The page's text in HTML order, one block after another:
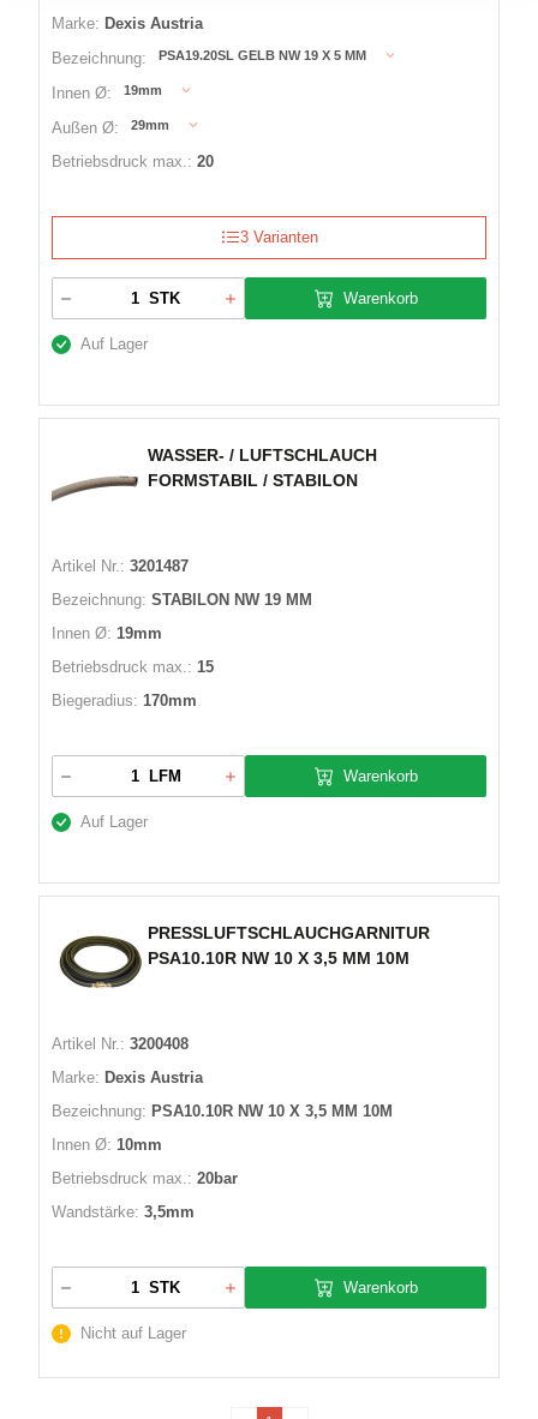
Marke: Dexis Austria
Bezeichnung:
PSA19.20SL GELB NW 19 X 5 MM
Innen Ø: 19mm
Außen Ø: 29mm
Betriebsdruck max.: 20
3 Varianten
STK Warenkorb
Auf Lager
WASSER- / LUFTSCHLAUCH
FORMSTABIL / STABILON
Artikel Nr.: 3201487
Bezeichnung: STABILON NW 19 MM
Innen Ø: 19mm
Betriebsdruck max.: 15
Biegeradius: 170mm
LFM Warenkorb
Auf Lager
PRESSLUFTSCHLAUCHGARNITUR
PSA10.10R NW 10 X 3,5 MM 10M
Artikel Nr.: 3200408
Marke: Dexis Austria
Bezeichnung: PSA10.10R NW 10 X 3,5 MM 10M
Innen Ø: 10mm
Betriebsdruck max.: 20bar
Wandstärke: 3,5mm
STK Warenkorb
Nicht auf Lager